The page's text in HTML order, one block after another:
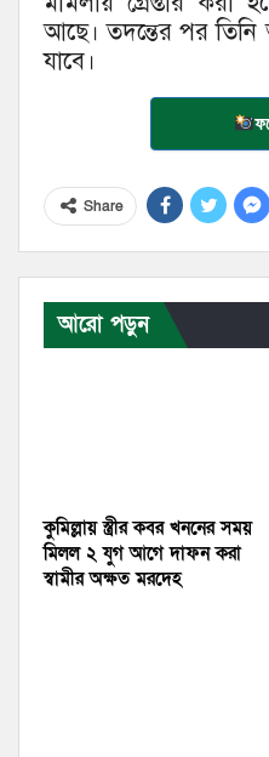
আছে। তদন্তের পর তিনি
যাবে।
Share
আরো পড়ুন
কুমিল্লায় স্ত্রীর কবর খননের সময়
মিলল ২ যুগ আগে দাফন করা
স্বামীর অক্ষত মরদেহ